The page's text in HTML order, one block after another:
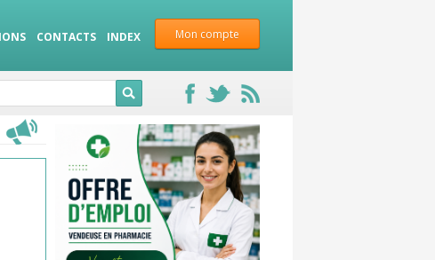
Mon compte
CONTACTS INDEX